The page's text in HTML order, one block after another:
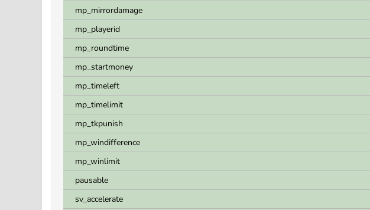
mp_mirrordamage
mp_playerid
mp_roundtime
mp_startmoney
mp_timeleft
mp_timelimit
mp_tkpunish
mp_windifference
mp_winlimit
pausable
sv_accelerate